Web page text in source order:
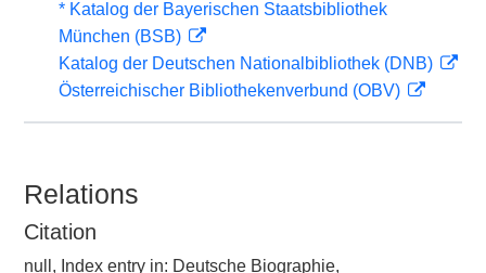
* Katalog der Bayerischen Staatsbibliothek
München (BSB)
Katalog der Deutschen Nationalbibliothek (DNB)
Österreichischer Bibliothekenverbund (OBV)
Relations
Citation
null, Index entry in: Deutsche Biographie,